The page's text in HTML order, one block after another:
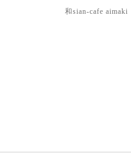
和sian-cafe aimaki